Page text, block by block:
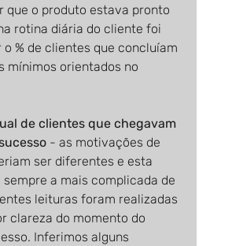
que o produto estava pronto
rotina diária do cliente foi
% de clientes que concluíam
mínimos orientados no
de clientes que chegavam
- as motivações de
ser diferentes e esta
sempre a mais complicada de
leituras foram realizadas
clareza do momento do
Inferimos alguns